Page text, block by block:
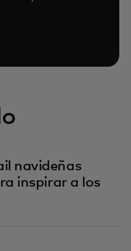
navideñas
inspirar a los